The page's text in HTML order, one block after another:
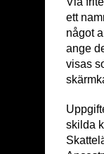
ett
något
ange
visas
skilda